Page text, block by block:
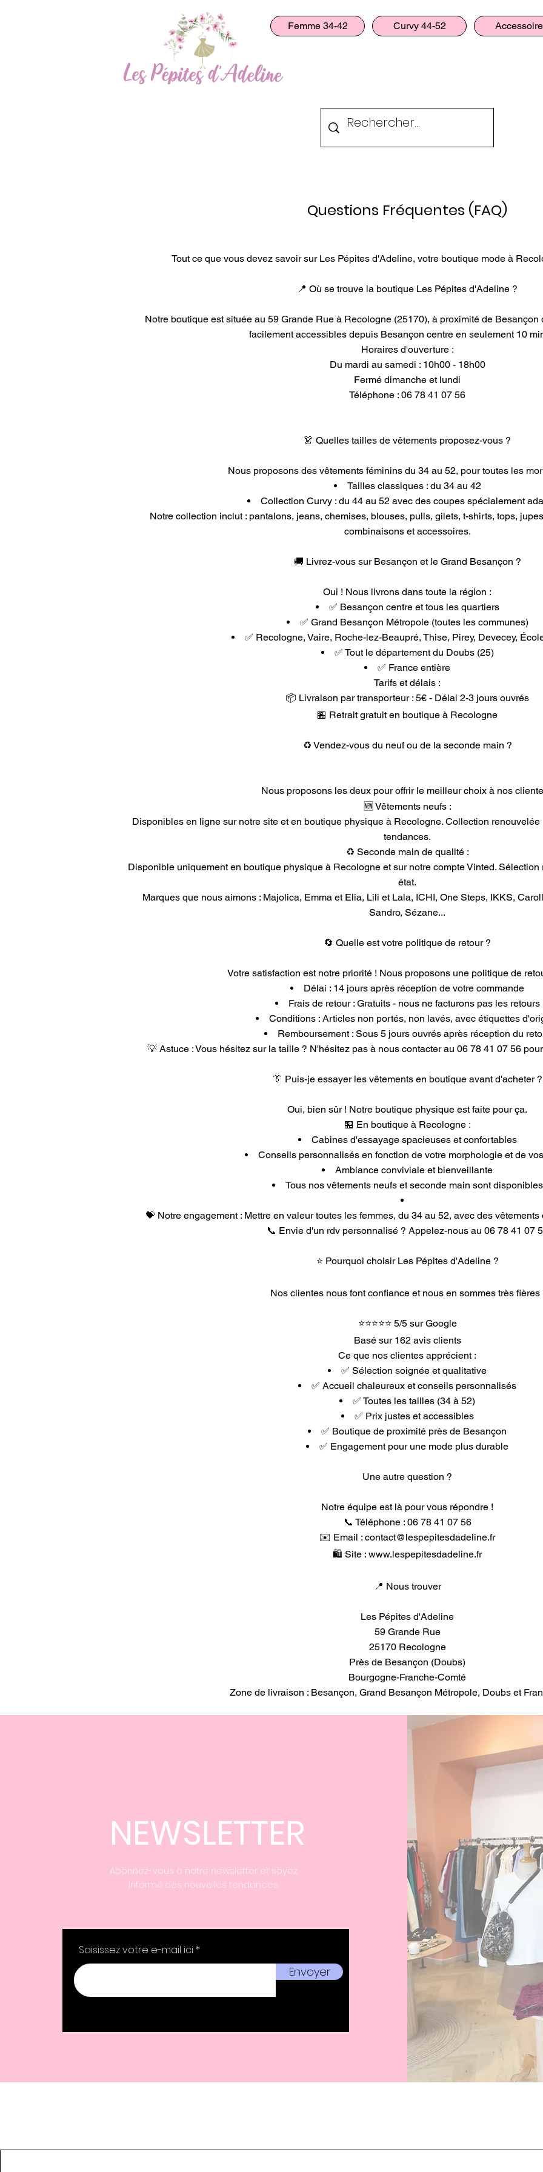
Femme 34-42 Curvy 44-52
Questions Fréquentes (FAQ)
Tout ce que vous devez savoir sur Les Pépites d'Adeline, votre boutique mode à
📍 Où se trouve la boutique Les Pépites d'Adeline ?
Notre boutique est située au 59 Grande Rue à Recologne (25170), à proximité de
facilement accessibles depuis Besançon centre en seulement 10
Horaires d'ouverture :
Du mardi au samedi : 10h00 - 18h00
Fermé dimanche et lundi
Téléphone : 06 78 41 07 56
👗 Quelles tailles de vêtements proposez-vous ?
Nous proposons des vêtements féminins du 34 au 52, pour toutes les
Tailles classiques : du 34 au 42
Collection Curvy : du 44 au 52 avec des coupes spécialement
Notre collection inclut : pantalons, jeans, chemises, blouses, pulls, gilets, t-shirts, tops,
combinaisons et accessoires.
🚚 Livrez-vous sur Besançon et le Grand Besançon ?
Oui ! Nous livrons dans toute la région :
✅ Besançon centre et tous les quartiers
✅ Grand Besançon Métropole (toutes les communes)
✅ Recologne, Vaire, Roche-lez-Beaupré, Thise, Pirey, Devecey,
✅ Tout le département du Doubs (25)
✅ France entière
Tarifs et délais :
📦 Livraison par transporteur : 5€ - Délai 2-3 jours ouvrés
🏪 Retrait gratuit en boutique à Recologne
♻️ Vendez-vous du neuf ou de la seconde main ?
Nous proposons les deux pour offrir le meilleur choix à nos
🆕 Vêtements neufs :
Disponibles en ligne sur notre site et en boutique physique à Recologne. Collection
tendances.
♻️ Seconde main de qualité :
Disponible uniquement en boutique physique à Recologne et sur notre compte Vinted.
état.
Marques que nous aimons : Majolica, Emma et Elia, Lili et Lala, ICHI, One Steps, IKKS,
Sandro, Sézane...
🔄 Quelle est votre politique de retour ?
Votre satisfaction est notre priorité ! Nous proposons une politique de
Délai : 14 jours après réception de votre commande
Frais de retour : Gratuits - nous ne facturons pas les retours
Conditions : Articles non portés, non lavés, avec étiquettes
Remboursement : Sous 5 jours ouvrés après réception du
💡 Astuce : Vous hésitez sur la taille ? N'hésitez pas à nous contacter au 06 78 41 07 56
👔 Puis-je essayer les vêtements en boutique avant d'acheter ?
Oui, bien sûr ! Notre boutique physique est faite pour ça.
🏪 En boutique à Recologne :
Cabines d'essayage spacieuses et confortables
Conseils personnalisés en fonction de votre morphologie et de
Ambiance conviviale et bienveillante
Tous nos vêtements neufs et seconde main sont disponibles
💝 Notre engagement : Mettre en valeur toutes les femmes, du 34 au 52, avec des
📞 Envie d'un rdv personnalisé ? Appelez-nous au 06 78 41 07
⭐ Pourquoi choisir Les Pépites d'Adeline ?
Nos clientes nous font confiance et nous en sommes très fières
⭐⭐⭐⭐⭐ 5/5 sur Google
Basé sur 162 avis clients
Ce que nos clientes apprécient :
✅ Sélection soignée et qualitative
✅ Accueil chaleureux et conseils personnalisés
✅ Toutes les tailles (34 à 52)
✅ Prix justes et accessibles
✅ Boutique de proximité près de Besançon
✅ Engagement pour une mode plus durable
Une autre question ?
Notre équipe est là pour vous répondre !
📞 Téléphone : 06 78 41 07 56
✉️ Email : contact@lespepitesdadeline.fr
🛍️ Site : www.lespepitesdadeline.fr
📍 Nous trouver
Les Pépites d'Adeline
59 Grande Rue
25170 Recologne
Près de Besançon (Doubs)
Bourgogne-Franche-Comté
Zone de livraison : Besançon, Grand Besançon Métropole, Doubs et
NEWSLETTER
Abonnez-vous à notre newsletter et soyez
informé des nouvelles tendances.
Saisissez votre e-mail ici
Envoyer